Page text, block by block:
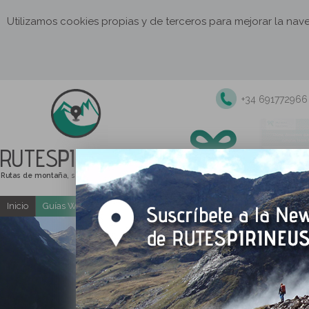
Utilizamos cookies propias y de terceros para mejorar la
RUTESPIRINEUS
Rutas de montaña, senderismo y excursiones
+34 691772966
Inicio Guías Web y PDF gratuitas Excursiones y actividades